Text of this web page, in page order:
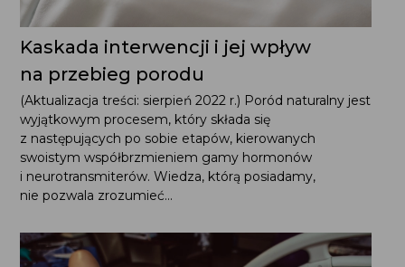
Kaskada interwencji i jej wpływ
na przebieg porodu
(Aktualizacja treści: sierpień 2022 r.) Poród naturalny jest
wyjątkowym procesem, który składa się
z następujących po sobie etapów, kierowanych
swoistym współbrzmieniem gamy hormonów
i neurotransmiterów. Wiedza, którą posiadamy,
nie pozwala zrozumieć...